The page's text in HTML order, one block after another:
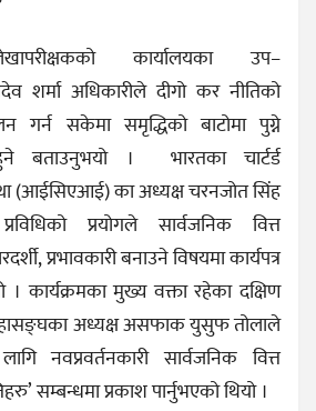
कार्यालयका उप–
शर्मा अधिकारीले दीगो कर नीतिको
सकेमा समृद्धिको बाटोमा पुग्ने
बताउनुभयो । भारतका चार्टर्ड
(आईसिएआई) का अध्यक्ष चरनजोत सिंह
प्रयोगले सार्वजनिक वित्त
प्रभावकारी बनाउने विषयमा कार्यपत्र
। कार्यक्रमका मुख्य वक्ता रहेका दक्षिण
अध्यक्ष असफाक युसुफ तोलाले
नवप्रवर्तनकारी सार्वजनिक वित्त
सम्बन्धमा प्रकाश पार्नुभएको थियो ।